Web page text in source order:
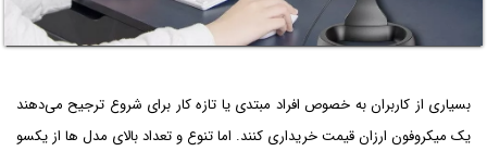
بسیاری از کاربران به خصوص افراد مبتدی یا تازه کار برای شروع ترجیح می‌دهند
یک میکروفون ارزان قیمت خریداری کنند. اما تنوع و تعداد بالای مدل ها از یکسو